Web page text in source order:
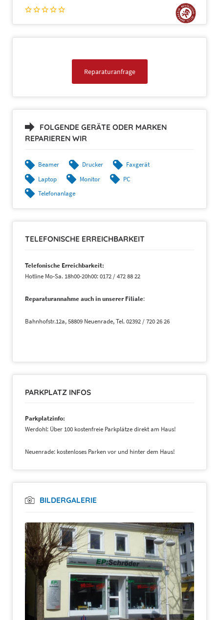
Reparaturanfrage
FOLGENDE GERÄTE ODER MARKEN
REPARIEREN WIR
Beamer Drucker
Faxgerät
Laptop
Monitor
PC
Telefonanlage
TELEFONISCHE ERREICHBARKEIT
Telefonische Erreichbarkeit:
Hotline Mo-Sa. 18h00-20h00: 0172 / 472 88 22
Reparaturannahme auch in unserer Filiale:
Bahnhofstr.12a, 58809 Neuenrade, Tel. 02392 / 720 26 26
PARKPLATZ INFOS
Parkplatzinfo:
Werdohl: Über 100 kostenfreie Parkplätze direkt am Haus!
Neuenrade: kostenloses Parken vor und hinter dem Haus!
BILDERGALERIE